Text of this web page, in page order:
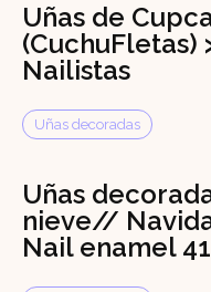
Uñas de
(CuchuFletas)
Nailistas
Uñas decoradas
Uñas
nieve//
Nail enamel